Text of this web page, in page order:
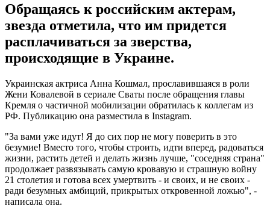
Обращаясь к российским актерам,
звезда отметила, что им придется
расплачиваться за зверства,
происходящие в Украине.
Украинская актриса Анна Кошмал, прославившаяся в роли
Жени Ковалевой в сериале Сваты после обращения главы
Кремля о частичной мобилизации обратилась к коллегам из
РФ. Публикацию она разместила в Instagram.
"За вами уже идут! Я до сих пор не могу поверить в это
безумие! Вместо того, чтобы строить, идти вперед, радоваться
жизни, растить детей и делать жизнь лучше, "соседняя страна"
продолжает развязывать самую кровавую и страшную войну
21 столетия и готова всех умертвить - и своих, и не своих -
ради безумных амбиций, прикрытых откровенной ложью", -
написала она.